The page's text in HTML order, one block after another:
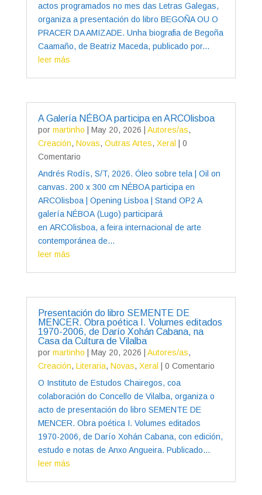
actos programados no mes das Letras Galegas,
organiza a presentación do libro BEGOÑA OU O
PRACER DA AMIZADE. Unha biografia de Begoña
Caamaño, de Beatriz Maceda, publicado por...
leer más
A Galería NÉBOA participa en ARCOlisboa
por martinho May 20, 2026 Autores/as,
Creación, Novas, Outras Artes, Xeral
| 0
Comentario
Andrés Rodís, S/T, 2026. Óleo sobre tela | Oil on
canvas. 200 x 300 cm NÉBOA participa en
ARCOlisboa | Opening Lisboa | Stand OP2 A
galería NÉBOA (Lugo) participará
en ARCOlisboa, a feira internacional de arte
contemporánea de...
leer más
Presentación do libro SEMENTE DE
MENCER. Obra poética I. Volumes editados
1970-2006, de Darío Xohán Cabana, na
Casa da Cultura de Vilalba
por martinho May 20, 2026 Autores/as,
Creación, Literaria, Novas, Xeral
| 0 Comentario
O Instituto de Estudos Chairegos, coa
colaboración do Concello de Vilalba, organiza o
acto de presentación do libro SEMENTE DE
MENCER. Obra poética I. Volumes editados
1970-2006, de Darío Xohán Cabana, con edición,
estudo e notas de Anxo Angueira. Publicado...
leer más